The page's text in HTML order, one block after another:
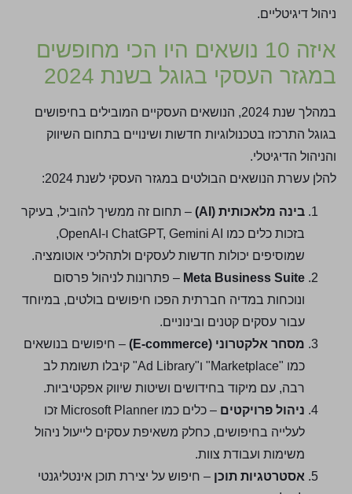
ניהול דיגיטליים.
איזה 10 נושאים היו הכי מחופשים
במגזר העסקי בגוגל בשנת 2024
במהלך שנת 2024, הנושאים העסקיים המובילים בחיפושים
בגוגל התרכזו בטכנולוגיות חדשות ושינויים בתחום השיווק
והניהול הדיגיטלי.
להלן עשרת הנושאים הבולטים במגזר העסקי לשנת 2024:
בינה מלאכותית (AI)
– תחום זה ממשיך להוביל, בעיקר
בזכות כלים כמו ChatGPT, Gemini AI ו-OpenAI,
שמוסיפים יכולות חדשות לעסקים ולתהליכי אוטומציה.
Meta Business Suite – פתרונות לניהול פרסום
ונוכחות במדיה חברתית הפכו חיפושים בולטים, במיוחד
עבור עסקים קטנים ובינוניים.
מסחר אלקטרוני (E-commerce)
– חיפושים בנושאים
כמו "Marketplace" ו"Ad Library" קיבלו תשומת לב
רבה, עם מיקוד בחידושים ושיטות שיווק אפקטיביות.
ניהול פרויקטים
– כלים כמו Microsoft Planner זכו
לעלייה בחיפושים, כחלק משאיפת עסקים לייעול ניהול
משימות ועבודת צוות.
אסטרטגיות תוכן – חיפוש על יצירת תוכן אינטליגנטי